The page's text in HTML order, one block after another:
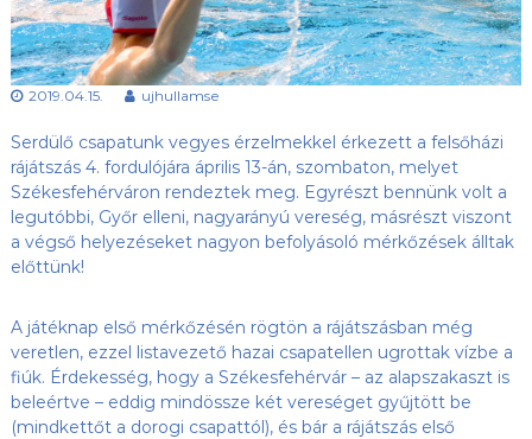
s
ü
l
e
t
l
b
,
a
Ú
j
-
H
u
l
S
E
h
o
n
2019.04.15. ujhullamse
Serdülő csapatunk vegyes érzelmekkel érkezett a felsőházi
rájátszás 4. fordulójára április 13-án, szombaton, melyet
Székesfehérváron rendeztek meg. Egyrészt bennünk volt a
legutóbbi, Győr elleni, nagyarányú vereség, másrészt viszont
a végső helyezéseket nagyon befolyásoló mérkőzések álltak
előttünk!
A játéknap első mérkőzésén rögtön a rájátszásban még
veretlen, ezzel listavezető hazai csapatellen ugrottak vízbe a
fiúk. Érdekesség, hogy a Székesfehérvár – az alapszakaszt is
beleértve – eddig mindössze két vereséget gyűjtött be
(mindkettőt a dorogi csapattól), és bár a rájátszás első